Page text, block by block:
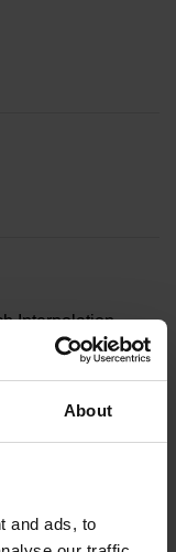
About
and ads, to
Interpolation